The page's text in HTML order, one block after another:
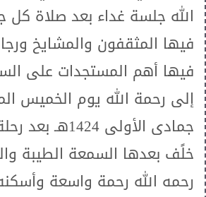
الله جلسة غداء بعد صلاة
فيها المثقفون والمشايخ
فيها أهم المستجدات على
جمادى الأولى
خلًف بعدها السمعة الطيبة
رحمه الله رحمة واسعة